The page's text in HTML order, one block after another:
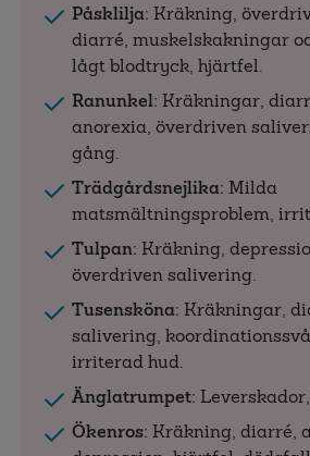
Påsklilja: Kräkning,
diarré, muskelskakningar
lågt blodtryck, hjärtfel.
Ranunkel: Kräkningar,
anorexia, överdriven
gång.
Trädgårdsnejlika: Milda
matsmältningsproblem,
Tulpan: Kräkning,
överdriven salivering.
Tusensköna: Kräkningar,
salivering,
irriterad hud.
Änglatrumpet:
Ökenros: Kräkning, diarré,